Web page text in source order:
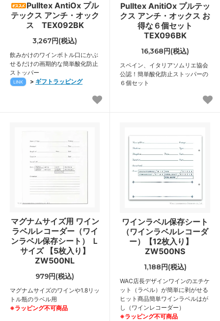
Pulltex AntiOx プル
テックス アンチ・オック
ス TEX092BK
3,267円(税込)
飲みかけのワインボトル口にかぶ
せるだけの画期的な簡単酸化防止
ストッパー
LINK > ギフトラッピング
Pulltex AnitiOx プルテッ
クス アンチ・オックス お
得な６個セット
TEX096BK
16,368円(税込)
スペイン、イタリアソムリエ協会
公認！簡単酸化防止ストッパーの
６個セット
マグナムサイズ用 ワイン
ラベルレコーダー（ワイ
ンラベル保存シート） Ｌ
サイズ 【5枚入り】
ZW500NL
979円(税込)
マグナムサイズのワインや1.8リッ
トル瓶のラベル用
※ラッピング不可商品
ワインラベル保存シート
（ワインラベルレコーダ
ー）【12枚入り】
ZW500NS
1,188円(税込)
WAC店長デザインワインのエチケ
ット（ラベル）が簡単に剥がせる
ヒット商品簡単ワインラベルはが
し（ワインレコーダー）
※ラッピング不可商品